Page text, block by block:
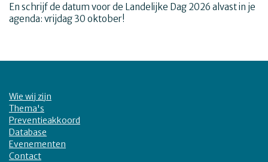
En schrijf de datum voor de Landelijke Dag 2026 alvast in je
agenda: vrijdag 30 oktober!
Wie wij zijn
Thema's
Preventieakkoord
Database
Evenementen
Contact